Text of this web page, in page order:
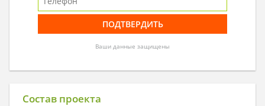
Ваши данные защищены
Состав проекта